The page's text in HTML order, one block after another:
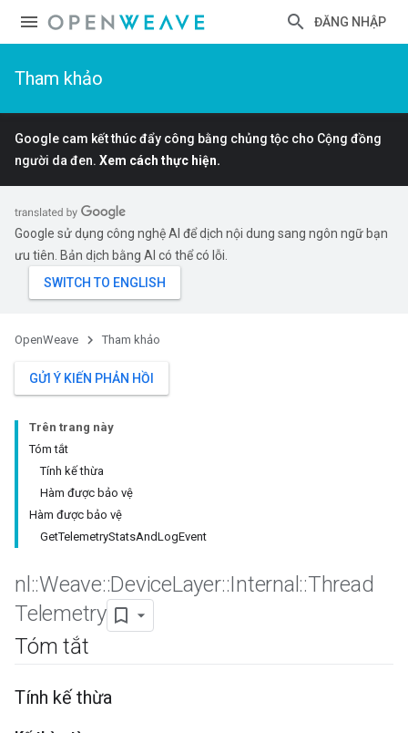
ĐĂNG NHẬP
Tham khảo
Google cam kết thúc đẩy công bằng chủng tộc cho Cộng đồng
người da đen. Xem cách thực hiện.
Google sử dụng công nghệ AI để dịch nội dung sang ngôn ngữ bạn
ưu tiên. Bản dịch bằng AI có thể có lỗi.
OpenWeave Tham khảo
GỬI Ý KIẾN PHẢN HỒI
Trên trang này
Tóm tắt
Tính kế thừa
Hàm được bảo vệ
Hàm được bảo vệ
GetTelemetryStatsAndLogEvent
nl ::Weave::DeviceLayer::Internal ::Thread
Telemetry
Tóm tắt
Tính kế thừa